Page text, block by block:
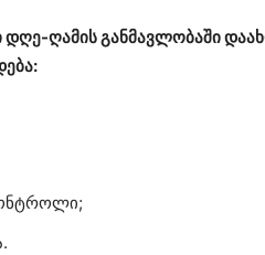
ღამის განმავლობაში